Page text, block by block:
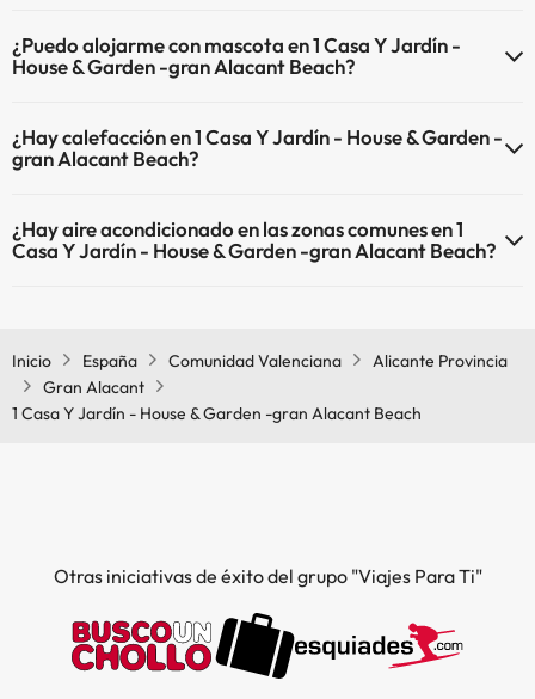
Wi-Fi.
¿Puedo alojarme con mascota en 1 Casa Y Jardín -
House & Garden -gran Alacant Beach?
admiten mascotas.
¿Hay calefacción en 1 Casa Y Jardín - House & Garden -
gran Alacant Beach?
calefacción en las zonas comunes.
¿Hay aire acondicionado en las zonas comunes en 1
Casa Y Jardín - House & Garden -gran Alacant Beach?
Inicio
España Comunidad Valenciana
Alicante Provincia
Gran Alacant
1 Casa Y Jardín - House & Garden -gran Alacant Beach
Otras iniciativas de éxito del grupo "Viajes Para Ti"